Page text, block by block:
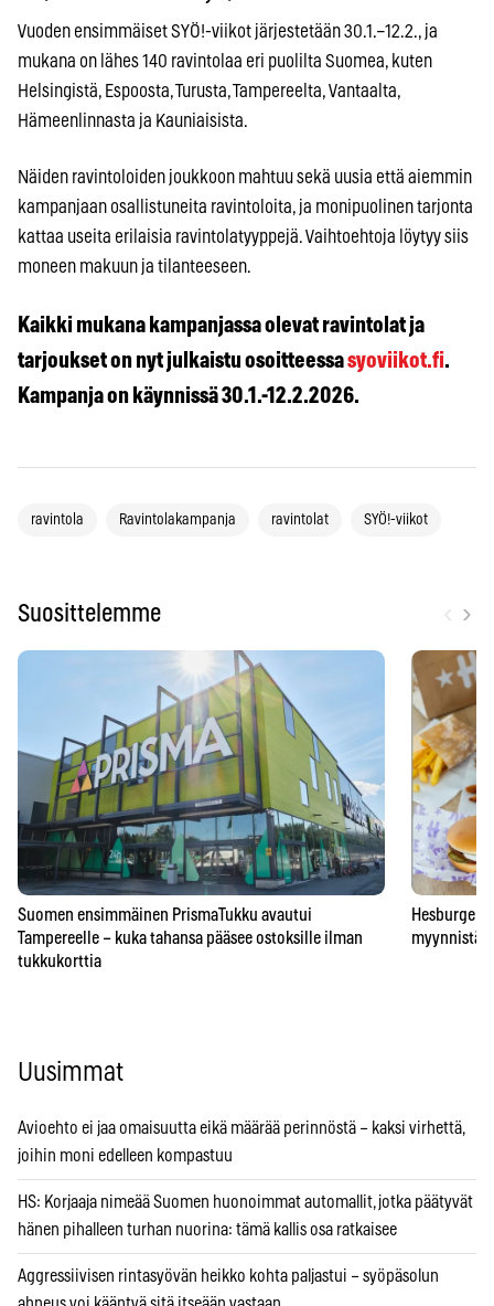
Vuoden ensimmäiset SYÖ!-viikot järjestetään 30.1.–12.2., ja
mukana on lähes 140 ravintolaa eri puolilta Suomea, kuten
Helsingistä, Espoosta, Turusta, Tampereelta, Vantaalta,
Hämeenlinnasta ja Kauniaisista.
Näiden ravintoloiden joukkoon mahtuu sekä uusia että aiemmin
kampanjaan osallistuneita ravintoloita, ja monipuolinen tarjonta
kattaa useita erilaisia ravintolatyyppejä. Vaihtoehtoja löytyy siis
moneen makuun ja tilanteeseen.
Kaikki mukana kampanjassa olevat ravintolat ja
tarjoukset on nyt julkaistu osoitteessasyoviikot.fi.
Kampanja on käynnissä 30.1.-12.2.2026.
ravintola Ravintolakampanja ravintolat SYÖ!-viikot
Suosittelemme ›
Suomen ensimmäinen PrismaTukku avautui
Tampereelle – kuka tahansa pääsee ostoksille ilman
tukkukorttia
myynnistä
Uusimmat
Avioehto ei jaa omaisuutta eikä määrää perinnöstä – kaksi virhettä,
joihin moni edelleen kompastuu
HS: Korjaaja nimeää Suomen huonoimmat automallit, jotka päätyvät
hänen pihalleen turhan nuorina: tämä kallis osa ratkaisee
Aggressiivisen rintasyövän heikko kohta paljastui – syöpäsolun